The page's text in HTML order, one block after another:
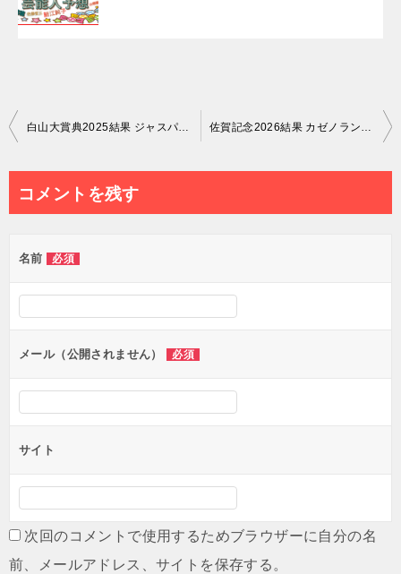
投
ビ
ー
シ
ン
白山大賞典2025結果 ジャスパーロブストが悠々逃げ切り交流重賞初制覇！ 佐賀記念2026結果 カゼノランナーが重賞初V！
コメントを残す
名前 必須
メール（公開されません） 必須
サイト
次回のコメントで使用するためブラウザーに自分の名
前、メールアドレス、サイトを保存する。